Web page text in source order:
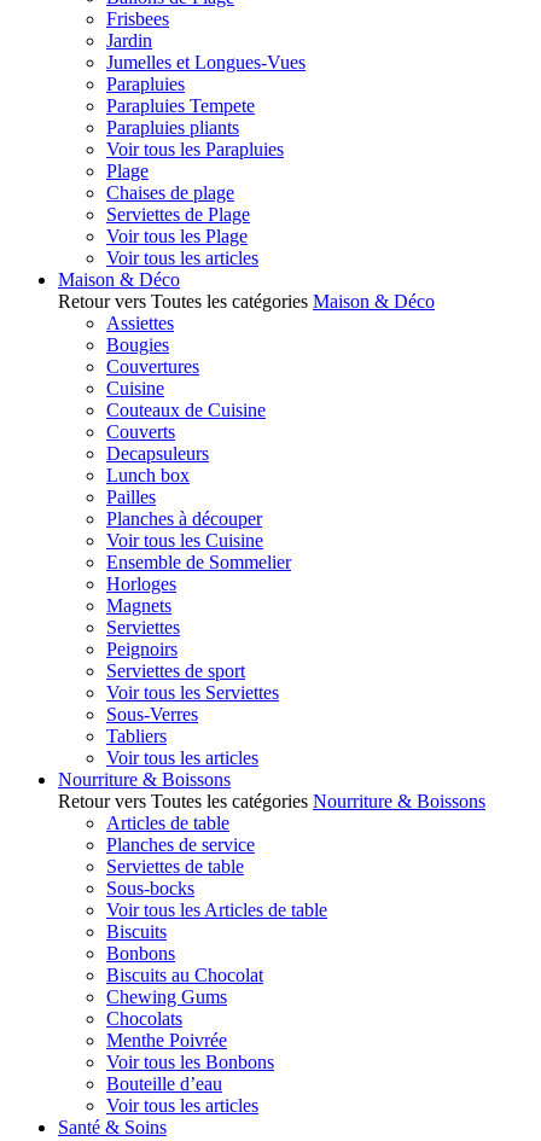
Frisbees
Jardin
Jumelles et Longues-Vues
Parapluies
Parapluies Tempete
Parapluies pliants
Voir tous les Parapluies
Plage
Chaises de plage
Serviettes de Plage
Voir tous les Plage
Voir tous les articles
Maison & Déco
Retour vers Toutes les catégories Maison & Déco
Assiettes
Bougies
Couvertures
Cuisine
Couteaux de Cuisine
Couverts
Decapsuleurs
Lunch box
Pailles
Planches à découper
Voir tous les Cuisine
Ensemble de Sommelier
Horloges
Magnets
Serviettes
Peignoirs
Serviettes de sport
Voir tous les Serviettes
Sous-Verres
Tabliers
Voir tous les articles
Nourriture & Boissons
Retour vers Toutes les catégories Nourriture & Boissons
Articles de table
Planches de service
Serviettes de table
Sous-bocks
Voir tous les Articles de table
Biscuits
Bonbons
Biscuits au Chocolat
Chewing Gums
Chocolats
Menthe Poivrée
Voir tous les Bonbons
Bouteille d’eau
Voir tous les articles
Santé & Soins